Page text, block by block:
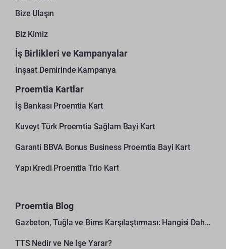
Bize Ulaşın
Biz Kimiz
İş Birlikleri ve Kampanyalar
İnşaat Demirinde Kampanya
Proemtia Kartlar
İş Bankası Proemtia Kart
Kuveyt Türk Proemtia Sağlam Bayi Kart
Garanti BBVA Bonus Business Proemtia Bayi Kart
Yapı Kredi Proemtia Trio Kart
Proemtia Blog
Gazbeton, Tuğla ve Bims Karşılaştırması: Hangisi Daha Avantajlı?
TTS Nedir ve Ne İşe Yarar?